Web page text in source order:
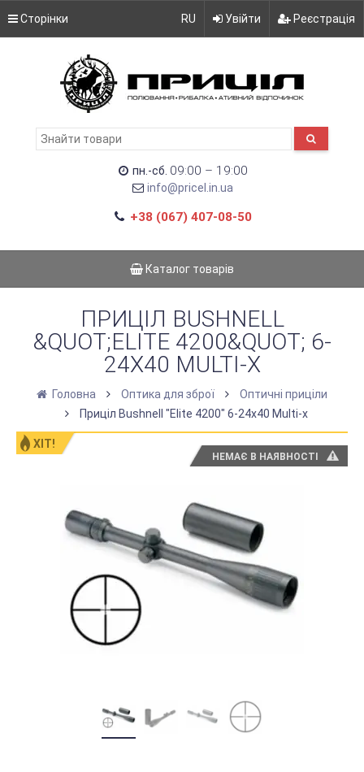
Сторінки RU Увійти Реєстрація
пн.-сб. 09:00 – 19:00
info@pricel.in.ua
+38 (067) 407-08-50
Каталог товарів
ПРИЦІЛ BUSHNELL
&QUOT;ELITE 4200&QUOT; 6-
24Х40 MULTI-X
Головна Оптика для зброї
Оптичні приціли
Приціл Bushnell "Elite 4200" 6-24х40 Multi-x
ХІТ!
НЕМАЄ В НАЯВНОСТІ